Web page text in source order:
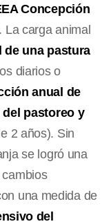
Concepción
La carga animal
una pastura
diarios o
anual de
pastoreo y
2 años). Sin
se logró una
una medida de
del